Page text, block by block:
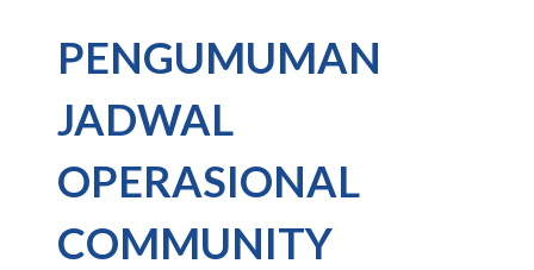
PENGUMUMAN
JADWAL
OPERASIONAL
COMMUNITY